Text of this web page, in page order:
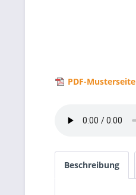
PDF-Musterseite
Beschreibung